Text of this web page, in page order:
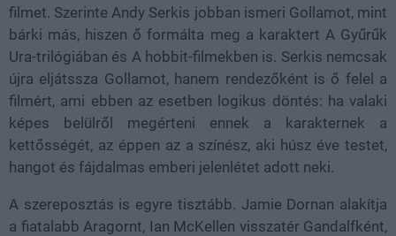
filmet. Szerinte Andy Serkis jobban ismeri Gollamot, mint
bárki más, hiszen ő formálta meg a karaktert A Gyűrűk
Ura-trilógiában és A hobbit-filmekben is. Serkis nemcsak
újra eljátssza Gollamot, hanem rendezőként is ő felel a
filmért, ami ebben az esetben logikus döntés: ha valaki
képes belülről megérteni ennek a karakternek a
kettősségét, az éppen az a színész, aki húsz éve testet,
hangot és fájdalmas emberi jelenlétet adott neki.
A szereposztás is egyre tisztább. Jamie Dornan alakítja
a fiatalabb Aragornt, Ian McKellen visszatér Gandalfként,